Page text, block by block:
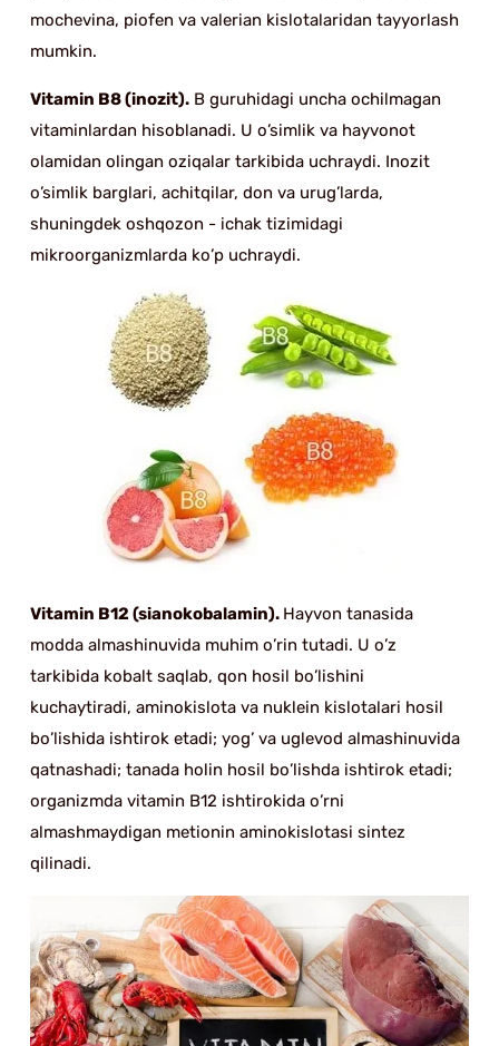
mochevina, piofen va valerian kislotalaridan tayyorlash
mumkin.
Vitamin B8 (inozit).B guruhidagi uncha ochilmagan
vitaminlardan hisoblanadi. U o’simlik va hayvonot
olamidan olingan oziqalar tarkibida uchraydi. Inozit
o’simlik barglari, achitqilar, don va urug’larda,
shuningdek oshqozon - ichak tizimidagi
mikroorganizmlarda ko’p uchraydi.
Vitamin B12 (sianokobalamin). Hayvon tanasida
modda almashinuvida muhim o’rin tutadi. U o’z
tarkibida kobalt saqlab, qon hosil bo’lishini
kuchaytiradi, aminokislota va nuklein kislotalari hosil
bo’lishida ishtirok etadi; yog’ va uglevod almashinuvida
qatnashadi; tanada holin hosil bo’lishda ishtirok etadi;
organizmda vitamin B12 ishtirokida o’rni
almashmaydigan metionin aminokislotasi sintez
qilinadi.